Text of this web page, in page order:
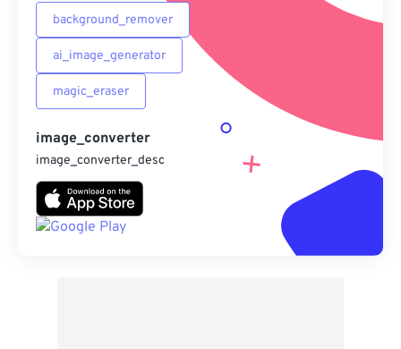
background_remover
ai_image_generator
magic_eraser
image_converter
image_converter_desc